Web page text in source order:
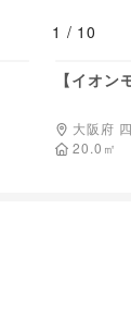
1 / 10
【イオ
大阪府
20.0 ㎡